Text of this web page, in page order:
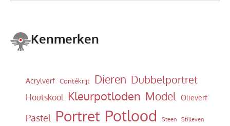
Kenmerken
Acrylverf Contékrijt Dieren Dubbelportret
Houtskool Kleurpotloden Model Olieverf
Pastel Portret Potlood Steen Stilleven